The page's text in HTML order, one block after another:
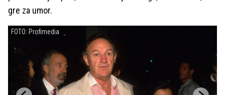
gre za umor.
FOTO: Profimedia